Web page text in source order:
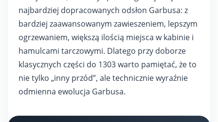
najbardziej dopracowanych odsłon Garbusa: z
bardziej zaawansowanym zawieszeniem, lepszym
ogrzewaniem, większą ilością miejsca w kabinie i
hamulcami tarczowymi. Dlatego przy doborze
klasycznych części do 1303 warto pamiętać, że to
nie tylko „inny przód”, ale technicznie wyraźnie
odmienna ewolucja Garbusa.